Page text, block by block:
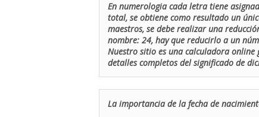
En numerologia cada letra tiene
total, se obtiene como resultado un
maestros, se debe realizar una
nombre: 24, hay que reducirlo a un
Nuestro sitio es una calculadora
detalles completos del significado de
La importancia de la fecha de